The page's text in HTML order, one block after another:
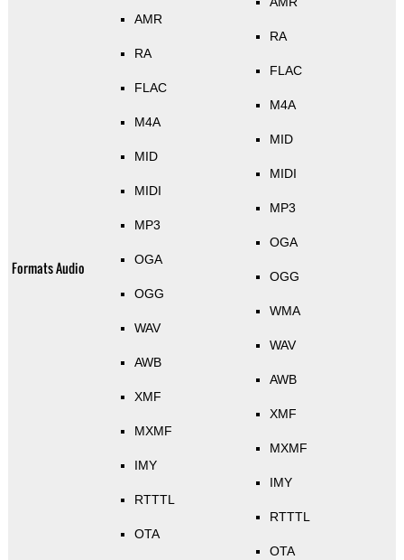
Formats Audio
AMR
RA
FLAC
M4A
MID
MIDI
MP3
OGA
OGG
WAV
AWB
XMF
MXMF
IMY
RTTTL
OTA
RA
FLAC
M4A
MID
MIDI
MP3
OGA
OGG
WMA
WAV
AWB
XMF
MXMF
IMY
RTTTL
OTA